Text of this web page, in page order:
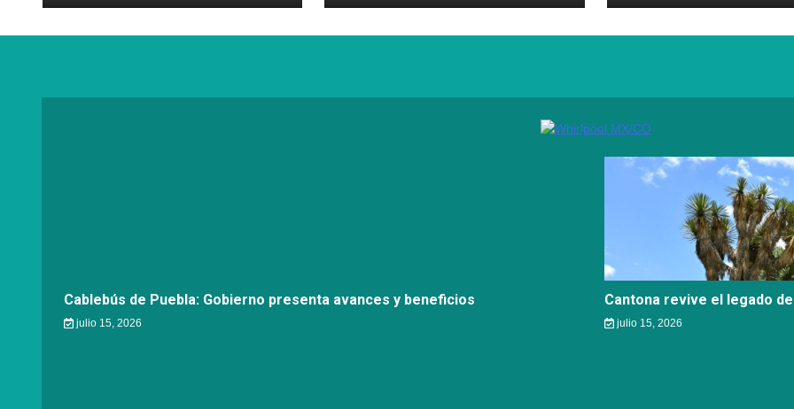
Cablebús de Puebla: Gobierno presenta avances y beneficios
julio 15, 2026
Cantona revive el legado
julio 15, 2026